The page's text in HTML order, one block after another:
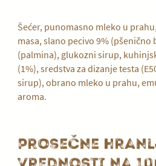
masa, slano pecivo 9%
(palmina), glukozni sirup,
(1%), sredstva za dizanje testa
sirup), obrano mleko u prahu,
aroma.
Prosečne
vrednosti na